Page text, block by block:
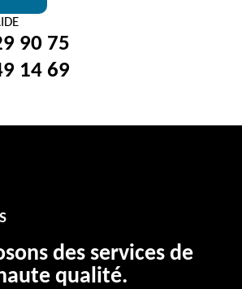
90 75
14 69
des services de
qualité.